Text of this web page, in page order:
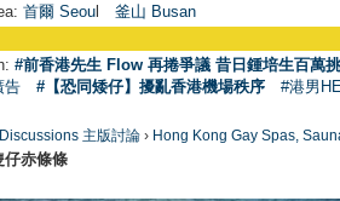
首爾 Seoul 釜山 Busan
#前香港先生 Flow 再捲爭議 昔日鍾培生百萬
告
#【恐同矮仔】擾亂香港機場秩序 #港男
主版討論 › Hong Kong Gay Spas,
仔赤條條